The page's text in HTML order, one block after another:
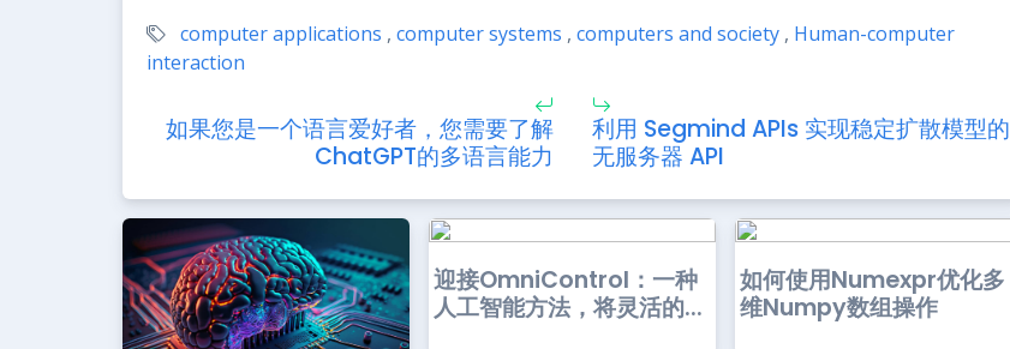
computer applications , computer systems , computers and society , Human-computer
interaction
如果您是一个语言爱好者，您需要了解
ChatGPT的多语言能力
利用 Segmind APIs 实现稳定扩散模型的
无服务器 API
迎接OmniControl：一种
人工智能方法，将灵活的...
如何使用Numexpr优化多
维Numpy数组操作